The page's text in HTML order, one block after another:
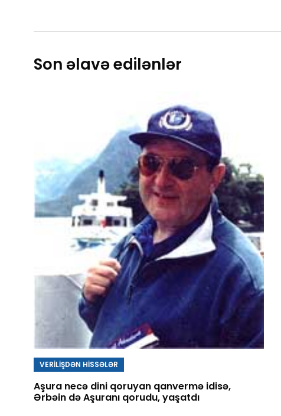
Son əlavə edilənlər
VERİLİŞDƏN HİSSƏLƏR
Aşura necə dini qoruyan qanvermə idisə,
Ərbəin də Aşuranı qorudu, yaşatdı